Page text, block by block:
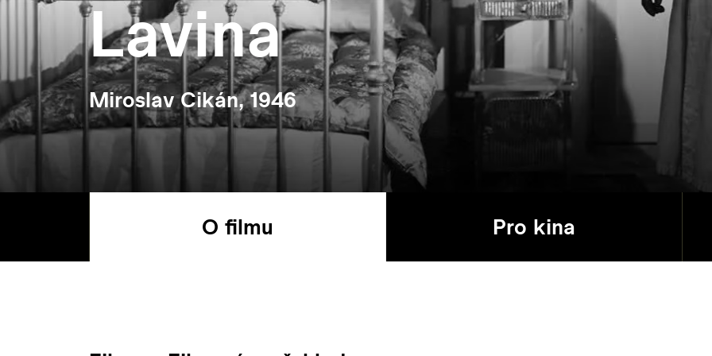
Lavina
Miroslav Cikán, 1946
O filmu Pro kina